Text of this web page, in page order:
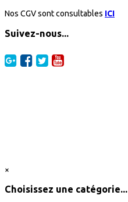
Nos CGV sont consultables ICI
Suivez-nous...
×
Choisissez une catégorie...